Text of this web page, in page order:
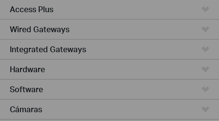
Access Plus
Wired Gateways
Integrated Gateways
Hardware
Software
Cámaras